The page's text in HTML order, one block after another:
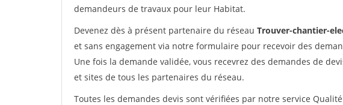
demandeurs de travaux pour leur Habitat.
Devenez dès à présent partenaire du réseau Trouver-chantier-
et sans engagement via notre formulaire pour recevoir des
Une fois la demande validée, vous recevrez des demandes de
et sites de tous les partenaires du réseau.
Toutes les demandes devis sont vérifiées par notre service